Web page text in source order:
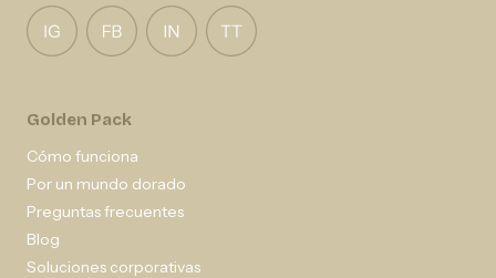
Golden Pack
Cómo funciona
Por un mundo dorado
Preguntas frecuentes
Blog
Soluciones corporativas